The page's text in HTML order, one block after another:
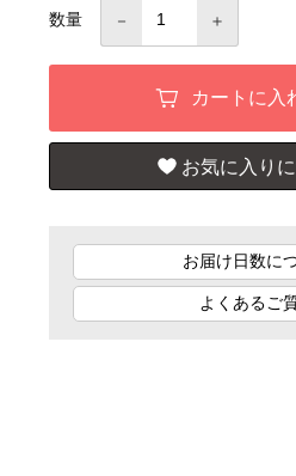
数量
お届け日数に
よくあるご